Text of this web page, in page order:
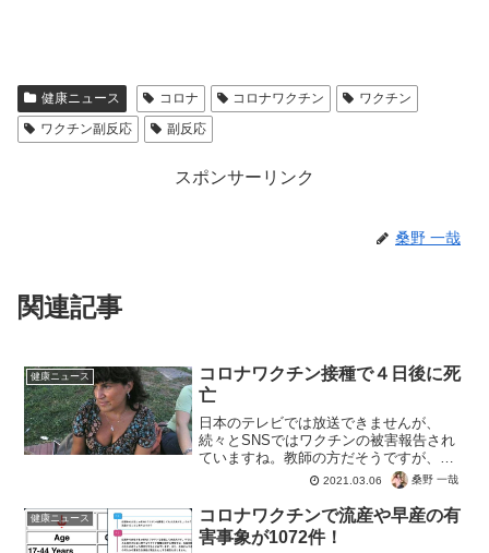
健康ニュース コロナ コロナワクチン
ワクチン
ワクチン副反応
副反応
スポンサーリンク
桑野 一哉
関連記事
健康ニュース
コロナワクチン接種で４日後に死
亡
日本のテレビでは放送できませんが、
続々とSNSではワクチンの被害報告され
ていますね。教師の方だそうですが、医
療従事者でもないのになぜ打ってしまっ
たのか・・・コロナウイルスのフェイク
パンデミックに騙されていたのかもしれ
ませんね。ご冥福をお祈り...
2021.03.06 桑野 一哉
健康ニュース
コロナワクチンで流産や早産の有
害事象が1072件！